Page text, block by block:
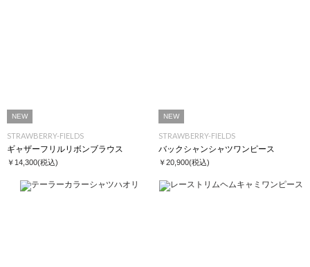
NEW
STRAWBERRY-FIELDS
ギャザーフリルリボンブラウス
￥14,300(税込)
NEW
STRAWBERRY-FIELDS
バックシャンシャツワンピース
￥20,900(税込)